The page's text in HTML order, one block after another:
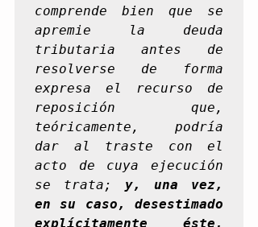
comprende bien que se
apremie la deuda
tributaria antes de
resolverse de forma
expresa el recurso de
reposición que,
teóricamente, podría
dar al traste con el
acto de cuya ejecución
se trata;
y, una vez,
en su caso, desestimado
explícitamente éste,